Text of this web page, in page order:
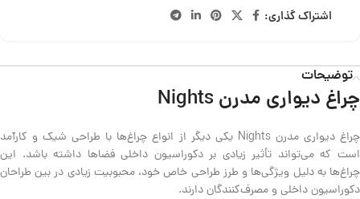
اشتراک گذاری:
توضیحات
چراغ دیواری مدرن Nights
چراغ دیواری مدرن Nights یکی دیگر از انواع چراغ‌ها با طراحی شیک و کارآمد
است که می‌تواند تأثیر زیادی بر دکوراسیون داخلی فضاها داشته باشد. این
چراغ‌ها به دلیل ویژگی‌ها و طرز طراحی خاص خود، محبوبیت زیادی در بین طراحان
دکوراسیون داخلی و مصرف‌کنندگان دارند.